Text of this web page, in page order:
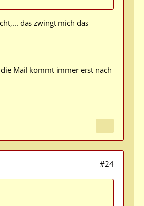
das zwingt mich das
Mail kommt immer erst nach
#24